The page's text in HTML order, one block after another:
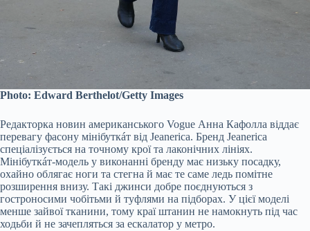
Photo: Edward Berthelot/Getty Images
Редакторка новин американського Vogue Анна Кафолла віддає
перевагу фасону мінібуткáт від Jeanerica. Бренд Jeanerica
спеціалізується на точному крої та лаконічних лініях.
Мінібуткáт-модель у виконанні бренду має низьку посадку,
охайно облягає ноги та стегна й має те саме ледь помітне
розширення внизу. Такі джинси добре поєднуються з
гостроносими чобітьми й туфлями на підборах. У цієї моделі
менше зайвої тканини, тому краї штанин не намокнуть під час
ходьби й не зачепляться за ескалатор у метро.